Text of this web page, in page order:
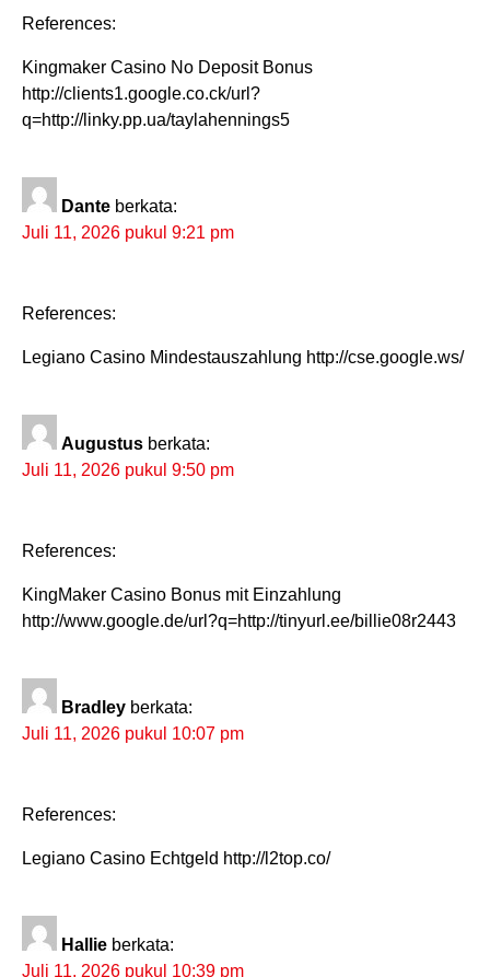
References:
Kingmaker Casino No Deposit Bonus
http://clients1.google.co.ck/url?
q=http://linky.pp.ua/taylahennings5
Dante berkata:
Juli 11, 2026 pukul 9:21 pm
References:
Legiano Casino Mindestauszahlung http://cse.google.ws/
Augustus berkata:
Juli 11, 2026 pukul 9:50 pm
References:
KingMaker Casino Bonus mit Einzahlung
http://www.google.de/url?q=http://tinyurl.ee/billie08r2443
Bradley berkata:
Juli 11, 2026 pukul 10:07 pm
References:
Legiano Casino Echtgeld http://l2top.co/
Hallie berkata:
Juli 11, 2026 pukul 10:39 pm